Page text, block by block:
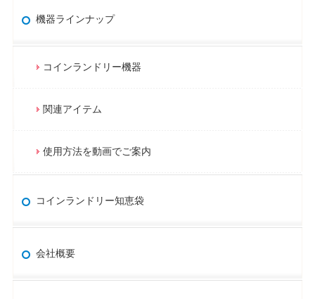
機器ラインナップ
コインランドリー機器
関連アイテム
使用方法を動画でご案内
コインランドリー知恵袋
会社概要